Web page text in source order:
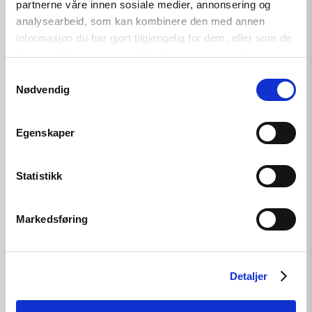
partnerne våre innen sosiale medier, annonsering og
analysearbeid, som kan kombinere den med annen
informasjon du har gjort tilgjengelig for dem, eller som de
har samlet inn gjennom din bruk av tjenestene deres.
Nødvendig
Egenskaper
Statistikk
Markedsføring
Detaljer
Read